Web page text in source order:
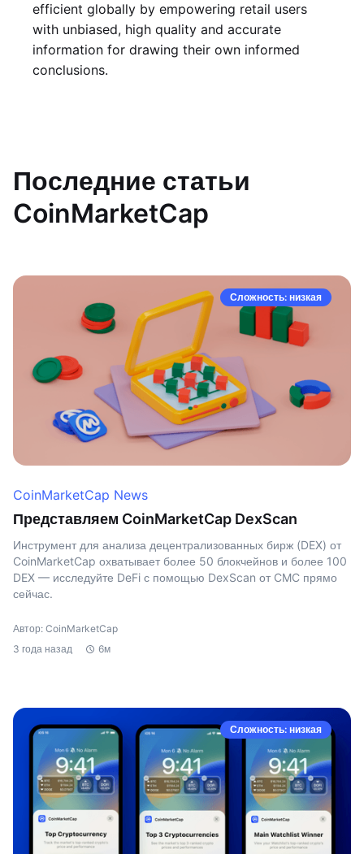
efficient globally by empowering retail users
with unbiased, high quality and accurate
information for drawing their own informed
conclusions.
Последние статьи
CoinMarketCap
Сложность: низкая
CoinMarketCap News
Представляем CoinMarketCap DexScan
Инструмент для анализа децентрализованных бирж (DEX) от
CoinMarketCap охватывает более 50 блокчейнов и более 100
DEX — исследуйте DeFi с помощью DexScan от CMC прямо
сейчас.
Автор: CoinMarketCap
3 года назад
6м
Сложность: низкая